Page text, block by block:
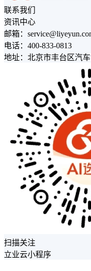
联系我们
资讯中心
邮箱：
电话：400-833-0813
地址：北京市丰台区汽
扫描关注
立业云小程序